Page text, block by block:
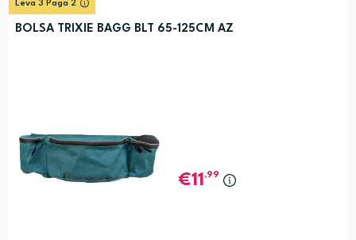
Leva 3 Paga 2
BOLSA TRIXIE BAGG BLT 65-125CM AZ
11 ,99